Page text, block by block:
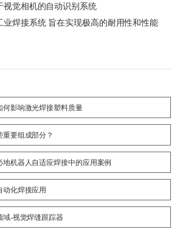
视觉相机的自动识别系统
业焊接系统 旨在实现极高的耐用性和性能
影响激光焊接塑料质量
要组成部分？
机器人自适应焊接中的应用案例
动化焊接应用
域-视觉焊缝跟踪器